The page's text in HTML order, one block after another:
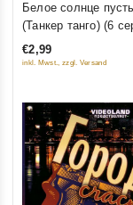
5
Белое солнце
(Танкер танго) (6
€2,99
inkl. Mwst., zzgl. Versand